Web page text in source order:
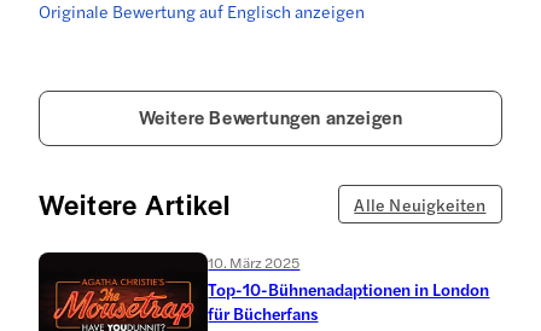
Originale Bewertung auf Englisch anzeigen
Weitere Bewertungen anzeigen
Weitere Artikel Alle Neuigkeiten
10. März 2025
Top-10-Bühnenadaptionen in London
für Bücherfans